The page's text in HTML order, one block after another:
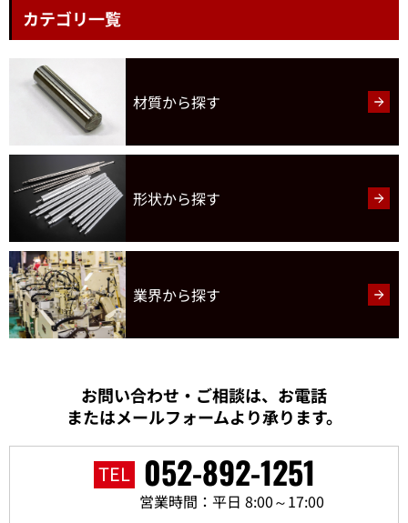
カテゴリ一覧
材質から探す
形状から探す
業界から探す
お問い合わせ・ご相談は、お電話
またはメールフォームより承ります。
TEL 052-892-1251
営業時間：平日 8:00～17:00